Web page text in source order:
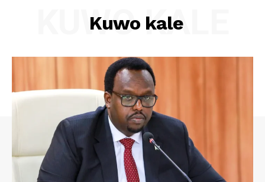
Kuwo kale
KUWO KALE